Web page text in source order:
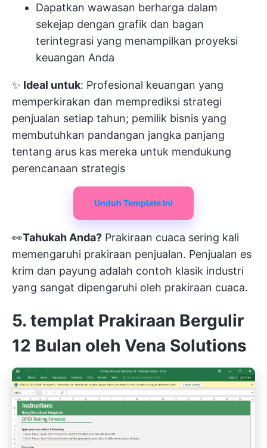
Dapatkan wawasan berharga dalam
sekejap dengan grafik dan bagan
terintegrasi yang menampilkan proyeksi
keuangan Anda
✨ Ideal untuk: Profesional keuangan yang
memperkirakan dan memprediksi strategi
penjualan setiap tahun; pemilik bisnis yang
membutuhkan pandangan jangka panjang
tentang arus kas mereka untuk mendukung
perencanaan strategis
Unduh Template Ini
👀Tahukah Anda? Prakiraan cuaca sering kali
memengaruhi prakiraan penjualan. Penjualan es
krim dan payung adalah contoh klasik industri
yang sangat dipengaruhi oleh prakiraan cuaca.
5. templat Prakiraan Bergulir
12 Bulan oleh Vena Solutions